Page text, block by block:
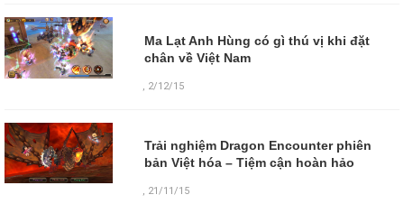
Ma Lạt Anh Hùng có gì thú vị khi đặt
chân về Việt Nam
, 2/12/15
Trải nghiệm Dragon Encounter phiên
bản Việt hóa – Tiệm cận hoàn hảo
, 21/11/15